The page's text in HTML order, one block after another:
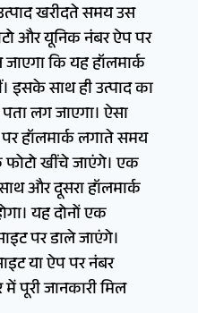
खरीदते समय उस
और यूनिक नंबर ऐप पर
कि यह हॉलमार्क
इसके साथ ही उत्पाद का
लग जाएगा। ऐसा
हॉलमार्क लगाते समय
फोटो खींचे जाएंगे। एक
और दूसरा हॉलमार्क
यह दोनों एक
पर डाले जाएंगे।
या ऐप पर नंबर
पूरी जानकारी मिल